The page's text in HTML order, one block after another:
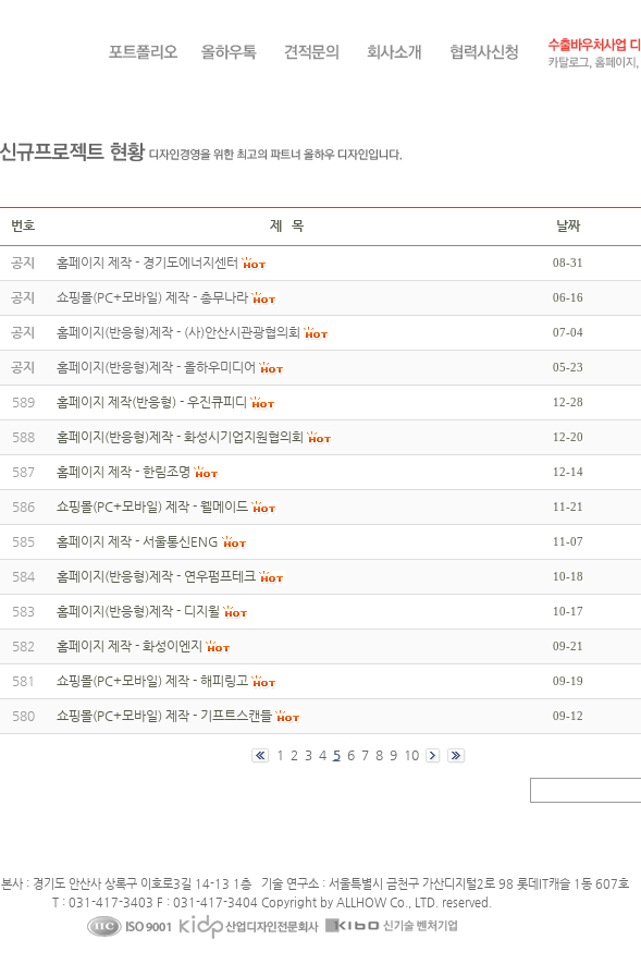
번호
제 목 날짜
공지 홈페이지 제작 - 경기도에너지센터 08-31
공지 쇼핑몰(PC+모바일) 제작 - 총무나라 06-16
공지 홈페이지(반응형)제작 - (사)안산시관광협의회 07-04
공지 홈페이지(반응형)제작 - 올하우미디어 05-23
589 홈페이지 제작(반응형) - 우진큐피디 12-28
588 홈페이지(반응형)제작 - 화성시기업지원협의회 12-20
587 홈페이지 제작 - 한림조명 12-14
586 쇼핑몰(PC+모바일) 제작 - 웰메이드 11-21
585 홈페이지 제작 - 서울통신ENG 11-07
584 홈페이지(반응형)제작 - 연우펌프테크 10-18
583 홈페이지(반응형)제작 - 디지윌 10-17
582 홈페이지 제작 - 화성이엔지 09-21
581 쇼핑몰(PC+모바일) 제작 - 해피링고 09-19
580 쇼핑몰(PC+모바일) 제작 - 기프트스캔들 09-12
1 2 3 4 5 6 7 8 9 10
본사 : 경기도 안산사 상록구 이호로3길 14-13 1층 기술 연구소 : 서울특별시 금천구 가산디지털2로 98 롯데IT캐슬 1동 607호
T : 031-417-3403 F : 031-417-3404 Copyright by ALLHOW Co., LTD. reserved.